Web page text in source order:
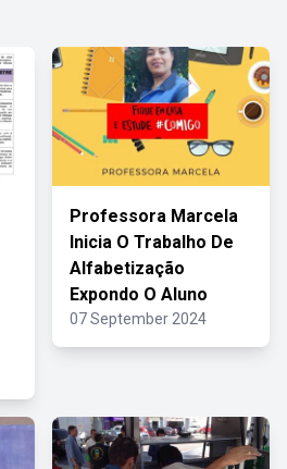
Professora Marcela
Inicia O Trabalho De
Alfabetização
Expondo O Aluno
07 September 2024